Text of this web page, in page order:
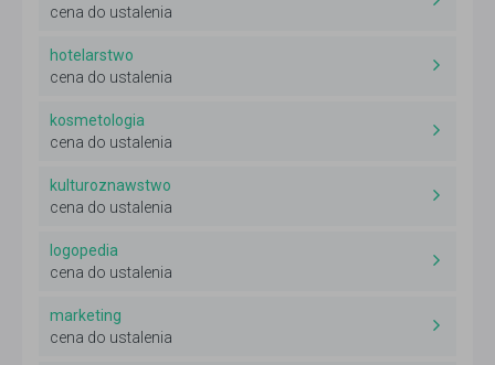
cena do ustalenia
hotelarstwo
cena do ustalenia
kosmetologia
cena do ustalenia
kulturoznawstwo
cena do ustalenia
logopedia
cena do ustalenia
marketing
cena do ustalenia